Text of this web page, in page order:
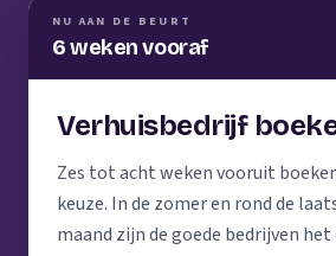
NU AAN DE BEURT
6 weken vooraf
Verhuisbedrijf
Zes tot acht weken vooruit
keuze. In de zomer en rond de
maand zijn de goede bedrijven